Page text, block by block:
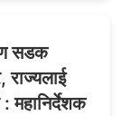
सडक
महानिर्देशक